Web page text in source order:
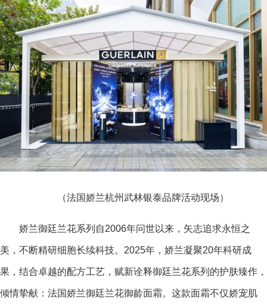
（法国娇兰杭州武林银泰品牌活动现场）
娇兰御廷兰花系列自2006年问世以来，矢志追求永恒之
美，不断精研细胞长续科技。2025年，娇兰凝聚20年科研成
果，结合卓越的配方工艺，赋新诠释御廷兰花系列的护肤臻作，
倾情挚献：法国娇兰御廷兰花御龄面霜。这款面霜不仅娇宠肌